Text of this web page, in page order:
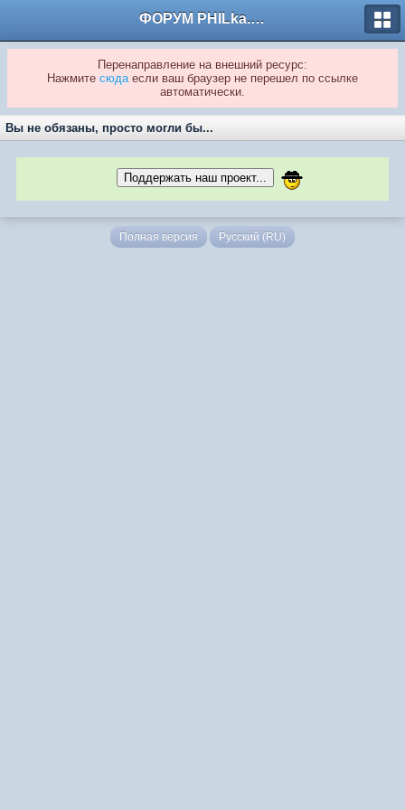
ФОРУМ PHILka.RU
Перенаправление на внешний ресурс:
Нажмите сюдаесли ваш браузер не перешел по ссылке
автоматически.
Вы не обязаны, просто могли бы...
Поддержать наш проект...
Полная версия Русский (RU)